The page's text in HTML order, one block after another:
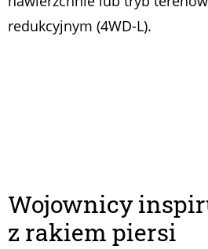
redukcyjnym (4WD-L).
Wojownicy
z rakiem piersi